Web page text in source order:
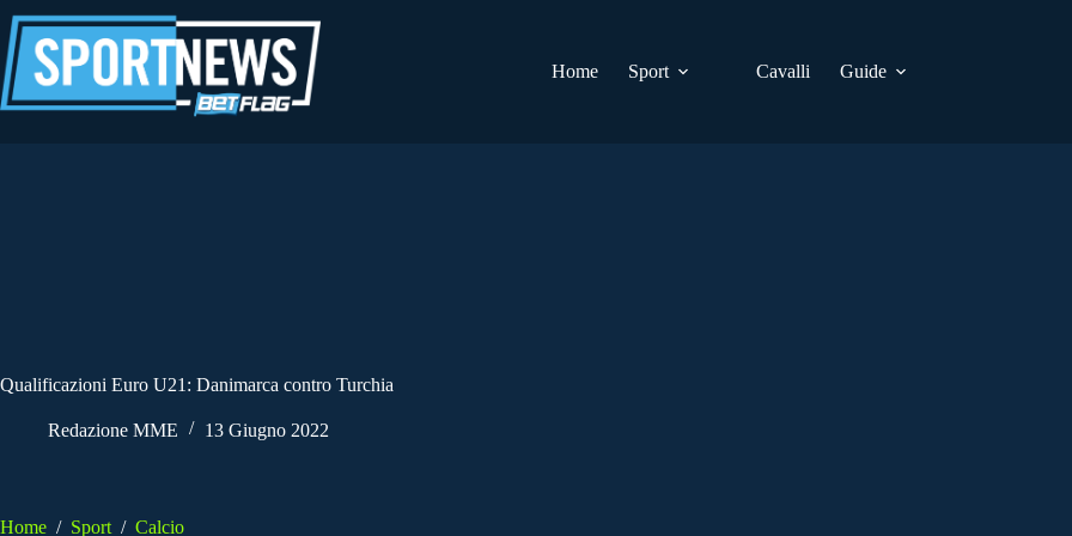
al
contenuto
Home
Sport Cavalli Guide
Qualificazioni Euro U21: Danimarca contro Turchia
Redazione MME 13 Giugno 2022
Home / Sport / Calcio